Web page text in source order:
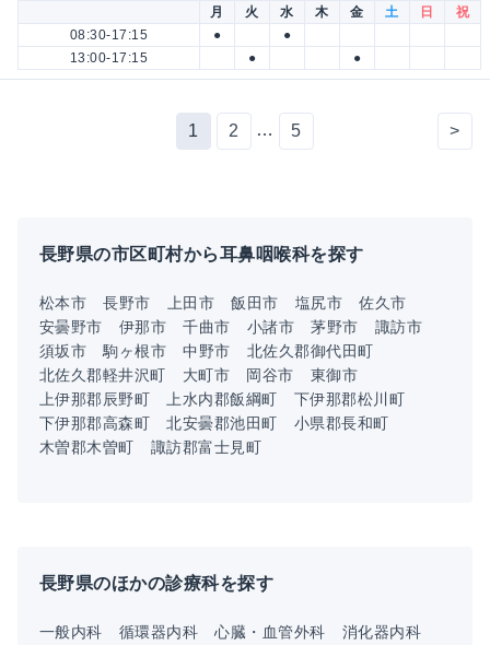
月 火 水 木 金 土 日
祝
08:30-17:15
●
●
13:00-17:15
● ●
1 2 … 5 >
長野県の市区町村から耳鼻咽喉科を探す
松本市 長野市 上田市 飯田市 塩尻市
佐久市
安曇野市
伊那市 千曲市 小諸市 茅野市
諏訪市
須坂市
駒ヶ根市 中野市
北佐久郡御代田町
北佐久郡軽井沢町
大町市 岡谷市
東御市
上伊那郡辰野町
上水内郡飯綱町
下伊那郡松川町
下伊那郡高森町
北安曇郡池田町
小県郡長和町
木曽郡木曽町
諏訪郡富士見町
長野県のほかの診療科を探す
一般内科 循環器内科 心臓・血管外科
消化器内科